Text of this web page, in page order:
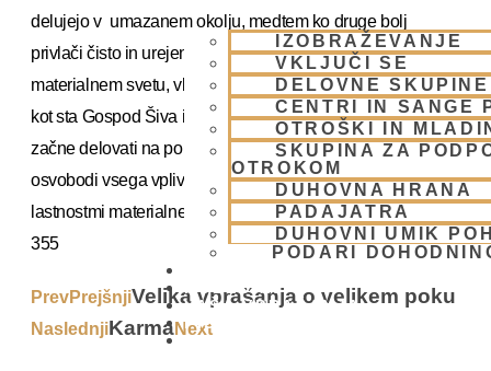
IZOBRAŽEVANJE
VKLJUČI SE
DELOVNE SKUPINE
CENTRI IN SANGE
OTROŠKI IN
SKUPINA ZA
OTROKOM
DUHOVNA HRANA
PADAJATRA
DUHOVNI UMIK
PODARI
KOLEDAR
VAŠA VPRAŠANJA
PIŠI NAM
BLOG
delujejo v umazanem okolju, medtem ko druge bolj
privlači čisto in urejeno. Te stvari veljajo za vsa živa bitja v
materialnem svetu, vključno z velikimi upravitelji vesolja,
kot sta Gospod Šiva in Gospod Brahma. Samo oseba, ki
začne delovati na popolnoma duhovni ravni, se lahko
osvobodi vsega vpliva materialne narave, vključno z
lastnostmi materialne narave.
355
PrevPrejšnjiVelika vprašanja o velikem poku
NaslednjiKarmaNext